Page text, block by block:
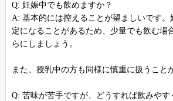
Q: 妊娠中でも飲めますか？
A: 基本的には控えることが望ましいです。
定になることがあるため、少量でも飲む場
らにしましょう。
また、授乳中の方も同様に慎重に扱うこと
Q: 苦味が苦手ですが、どうすれば飲みやす